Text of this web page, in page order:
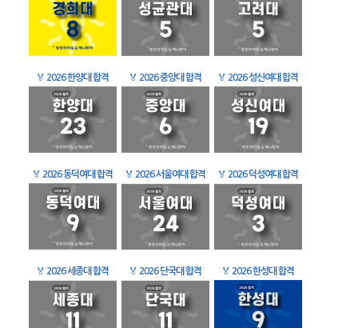
🏅 2026 한양대 합격 🏅 2026 중앙대 합격 🏅 2026 성신여대 합격
🏅 2026 동덕여대 합격 🏅 2026 서울여대 합격 🏅 2026 덕성여대 합격
🏅 2026 세종대 합격 🏅 2026 단국대 합격 🏅 2026 한성대 합격